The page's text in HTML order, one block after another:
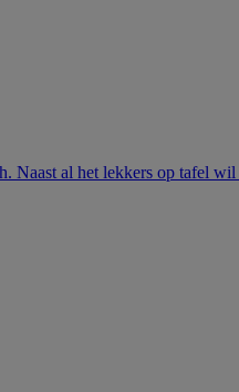
Naast al het lekkers op tafel wil